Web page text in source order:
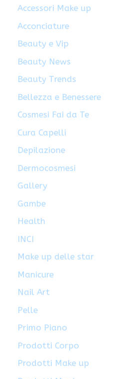
Accessori Make up
Acconciature
Beauty e Vip
Beauty News
Beauty Trends
Bellezza e Benessere
Cosmesi Fai da Te
Cura Capelli
Depilazione
Dermocosmesi
Gallery
Gambe
Health
INCI
Make up delle star
Manicure
Nail Art
Pelle
Primo Piano
Prodotti Corpo
Prodotti Make up